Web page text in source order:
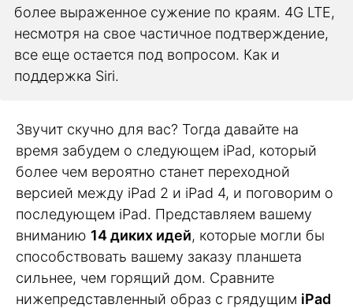
более выраженное сужение по краям. 4G LTE,
несмотря на свое частичное подтверждение,
все еще остается под вопросом. Как и
поддержка Siri.
Звучит скучно для вас? Тогда давайте на
время забудем о следующем iPad, который
более чем вероятно станет переходной
версией между iPad 2 и iPad 4, и поговорим о
последующем iPad. Представляем вашему
вниманию 14 диких идей, которые могли бы
способствовать вашему заказу планшета
сильнее, чем горящий дом. Сравните
нижепредставленный образ с грядущим iPad